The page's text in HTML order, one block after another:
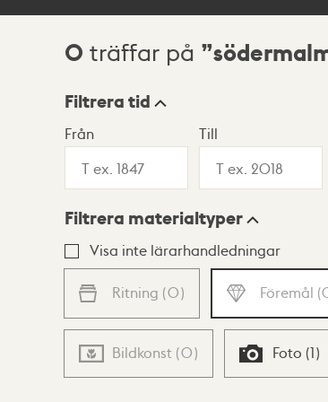
Sökresultat
0 träffar på
Visningsläge
Lista Karta
Filtrera tid
Från Till
Filtrera materialtyper
Visa inte lärarhandledningar
Ritning (0) Föremål (
Bildkonst (0) Foto (1)